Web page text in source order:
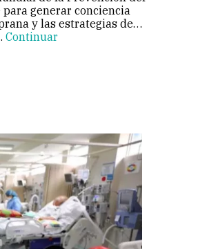
para generar conciencia
y las estrategias de
Continuar